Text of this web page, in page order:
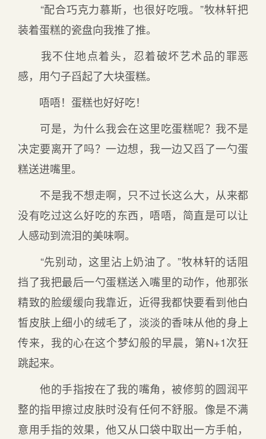
“配合巧克力慕斯，也很好吃哦。”牧林轩把
装着蛋糕的瓷盘向我推了推。
我不住地点着头，忍着破坏艺术品的罪恶
感，用勺子舀起了大块蛋糕。
唔唔！蛋糕也好好吃！
可是，为什么我会在这里吃蛋糕呢？我不是
决定要离开了吗？一边想，我一边又舀了一勺蛋
糕送进嘴里。
不是我不想走啊，只不过长这么大，从来都
没有吃过这么好吃的东西，唔唔，简直是可以让
人感动到流泪的美味啊。
“先别动，这里沾上奶油了。”牧林轩的话阻
挡了我把最后一勺蛋糕送入嘴里的动作，他那张
精致的脸缓缓向我靠近，近得我都快要看到他白
皙皮肤上细小的绒毛了，淡淡的香味从他的身上
传来，我的心在这个梦幻般的早晨，第N+1次狂
跳起来。
他的手指按在了我的嘴角，被修剪的圆润平
整的指甲擦过皮肤时没有任何不舒服。像是不满
意用手指的效果，他又从口袋中取出一方手帕，